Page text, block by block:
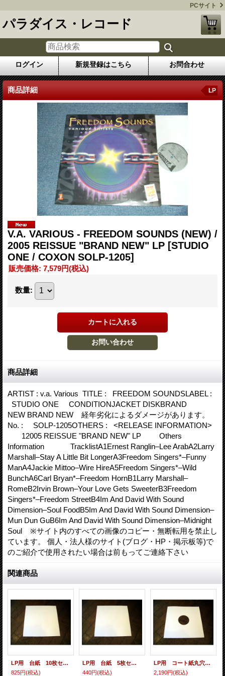
PCサイト
パラダイス・レコード
ログイン 新規登録はこちら お問合わせ
商品詳細 LP
V.A. VARIOUS - FREEDOM SOUNDS (NEW) /
2005 REISSUE "BRAND NEW" LP [STUDIO
ONE / COXON SOLP-1205]
販売価格: 7,579円(税込)
数量:
商品詳細
ARTIST : v.a. Various ‎ TITLE : FREEDOM SOUNDSLABEL :
STUDIO ONE CONDITIONJACKET DISKBRAND
NEW BRAND NEW 経年劣化によるダメージがあります。
No. : SOLP-1205OTHERS : <RELEASE INFORMATION>
12005 REISSUE "BRAND NEW" LP Others
Information TracklistA1Ernest Ranglin–Lee ArabA2Larry
Marshall–Stay A Little Bit LongerA3Freedom Singers*–Funny
ManA4Jackie Mittoo–Wire HireA5Freedom Singers*–Wild
BunchA6Carl Bryan*–Freedom HornB1Larry Marshall–
RomeB2Irvin Brown–Your Love Gets SweeterB3Freedom
Singers*–Freedom StreetB4Im And David With Sound
Dimension–Soul FoodB5Im And David With Sound Dimension–
Mun Dun GuB6Im And David With Sound Dimension–Midnight
Soul ※サイト内のすべての画像のコピー・無断転用を禁止し
ています。 個人・法人様のサイト(ブログ・HP・掲示板等)で
のご紹介で使用されたい場合は前もってご連絡下さい
関連商品
LP用 台紙 10枚セット
825円(税込)
LP用 台紙 5枚セット
440円(税込)
LP用 コート紙丸穴ジャケ 10枚セット
2,190円(税込)